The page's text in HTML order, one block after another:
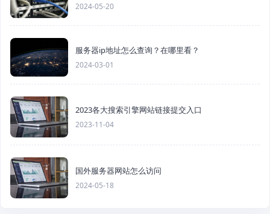
2024-05-20
服务器ip地址怎么查询？在哪里看？
2024-03-01
2023各大搜索引擎网站链接提交入口
2023-11-04
国外服务器网站怎么访问
2024-05-18